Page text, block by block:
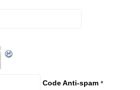
Code Anti-spam *